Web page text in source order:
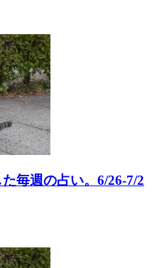
毎週の占い。6/26-7/2